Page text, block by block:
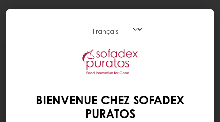
BIENVENUE CHEZ SOFADEX
PURATOS